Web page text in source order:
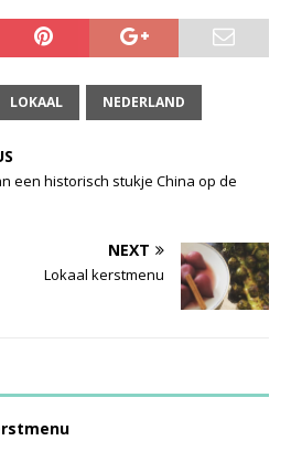
LOKAAL NEDERLAND
een historisch stukje China op de
NEXT
Lokaal kerstmenu